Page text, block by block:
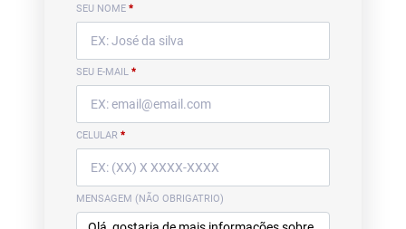
SEU NOME *
SEU E-MAIL *
CELULAR *
MENSAGEM (NÃO OBRIGATRIO)